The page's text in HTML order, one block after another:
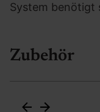
System benötigt
Zubehör